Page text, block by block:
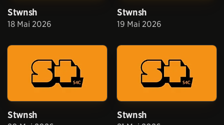
Stwnsh
18 Mai 2026
Stwnsh
19 Mai 2026
Stwnsh Stwnsh